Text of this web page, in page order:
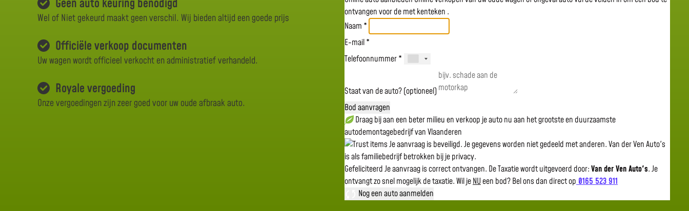
Geen auto keuring benodigd
Wel of Niet gekeurd maakt geen verschil. Wij bieden altijd een goede prijs
Officiële verkoop documenten
Uw wagen wordt officieel verkocht en administratief verhandeld.
Royale vergoeding
Onze vergoedingen zijn zeer goed voor uw oude afbraak auto.
ontvangen voor demet kenteken .
Naam *
E-mail *
Telefoonnummer *
Staat van de auto? (optioneel)
Bod aanvragen
Draag bij aan een beter milieu en verkoop je auto nu aan het grootste en duurzaamste
autodemontagebedrijf van Vlaanderen
Je aanvraag is beveiligd. Je gegevens worden niet gedeeld met anderen. Van der Ven Auto's
is als familiebedrijf betrokken bij je privacy.
GefeliciteerdJe aanvraag is correct ontvangen. De Taxatie wordt uitgevoerd door:Van der Ven Auto's.Je
ontvangt zo snel mogelijk de taxatie.Wil jeNUeen bod? Bel ons dan direct op 0165 523 911
Nog een auto aanmelden